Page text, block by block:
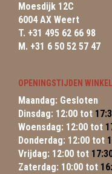
Moesdijk 12C
6004 AX Weert
T. +31 495 62 66 98
M. +31 6 50 52 57 47
OPENINGSTIJDEN
Maandag: Gesloten
Dinsdag: 12:00 tot
Woensdag: 12:00 tot
Donderdag: 12:00 tot
Vrijdag: 12:00 tot
Zaterdag: 10:00 tot